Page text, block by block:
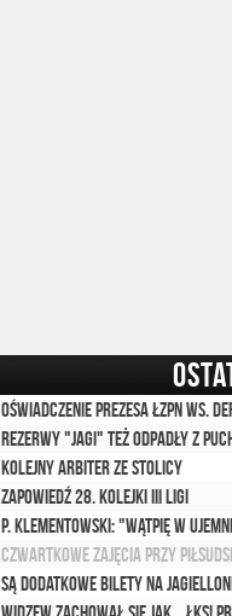
Oświadczenie prezesa ŁZPN ws.
Rezerwy "Jagi" też odpadły z
Kolejny arbiter ze stolicy
Zapowiedź 28. kolejki III ligi
P. Klementowski: "Wątpię w
Czwartkowe zajęcia przy
Są dodatkowe bilety na